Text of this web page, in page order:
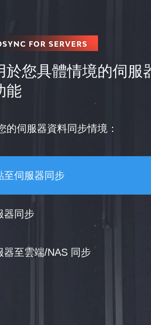
於您具體情境的伺服
能
的伺服器資料同步情境：
至伺服器同步
器同步
器至雲端/NAS 同步